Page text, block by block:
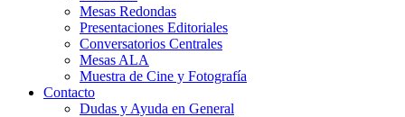
Mesas Redondas
Presentaciones Editoriales
Conversatorios Centrales
Mesas ALA
Muestra de Cine y Fotografía
Contacto
Dudas y Ayuda en General